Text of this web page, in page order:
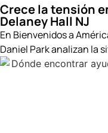
Crece la tensión
Delaney Hall NJ
En Bienvenidos a
Daniel Park analizan la